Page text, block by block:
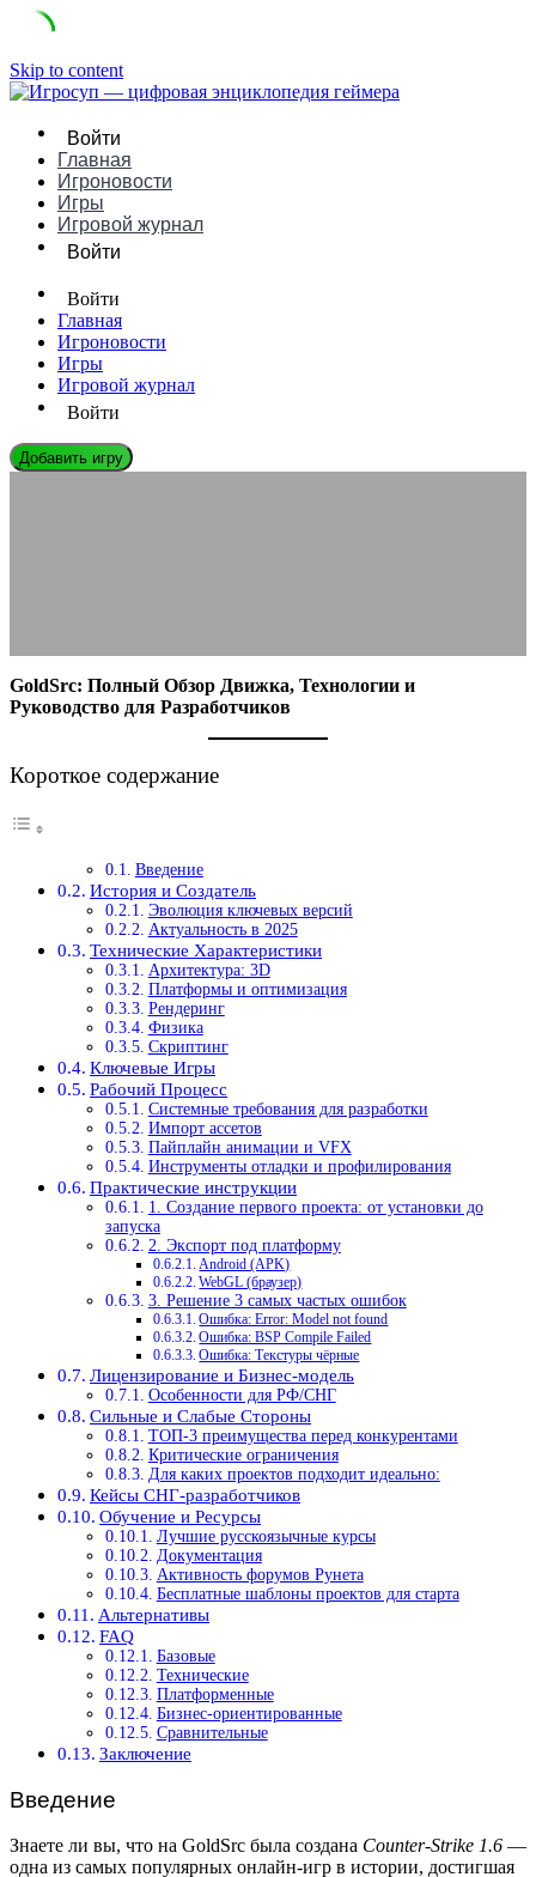
Skip to content
Войти
Главная
Игроновости
Игры
Игровой журнал
Войти
Войти
Главная
Игроновости
Игры
Игровой журнал
Войти
Добавить игру
GoldSrc: Полный Обзор Движка, Технологии и
Руководство для Разработчиков
Короткое содержание
Введение
История и Создатель
Эволюция ключевых версий
Актуальность в 2025
Технические Характеристики
Архитектура: 3D
Платформы и оптимизация
Рендеринг
Физика
Скриптинг
Ключевые Игры
Рабочий Процесс
Системные требования для разработки
Импорт ассетов
Пайплайн анимации и VFX
Инструменты отладки и профилирования
Практические инструкции
1. Создание первого проекта: от установки до
запуска
2. Экспорт под платформу
Android (APK)
WebGL (браузер)
3. Решение 3 самых частых ошибок
Ошибка: Error: Model not found
Ошибка: BSP Compile Failed
Ошибка: Текстуры чёрные
Лицензирование и Бизнес-модель
Особенности для РФ/СНГ
Сильные и Слабые Стороны
ТОП-3 преимущества перед конкурентами
Критические ограничения
Для каких проектов подходит идеально:
Кейсы СНГ-разработчиков
Обучение и Ресурсы
Лучшие русскоязычные курсы
Документация
Активность форумов Рунета
Бесплатные шаблоны проектов для старта
Альтернативы
FAQ
Базовые
Технические
Платформенные
Бизнес-ориентированные
Сравнительные
Заключение
Введение
Знаете ли вы, что на GoldSrc была создана Counter-Strike 1.6 —
одна из самых популярных онлайн-игр в истории, достигшая